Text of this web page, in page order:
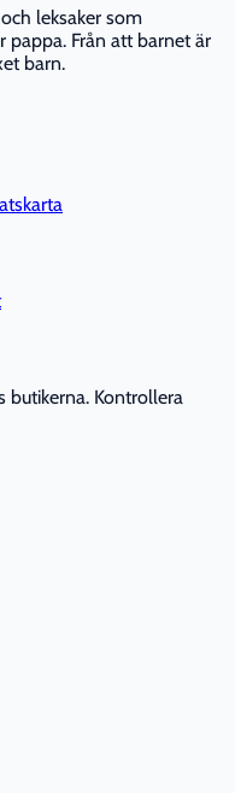
leksaker som
Från att barnet är
barn.
butikerna. Kontrollera